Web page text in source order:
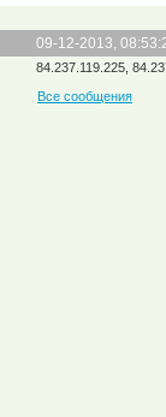
09-12-2013,
84.237.119.225,
Все сообщения